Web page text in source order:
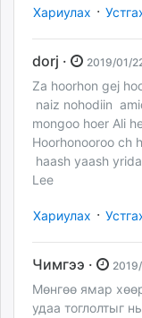
Хариулах ·
dorj · 2019/01/
Za hoorhon gej
naiz nohodiin
mongoo hoer Ali
Hoorhonooroo ch
haash yaash
Lee
Хариулах ·
Чимгээ ·
Мөнгөө ямар
удаа тоглолтыг